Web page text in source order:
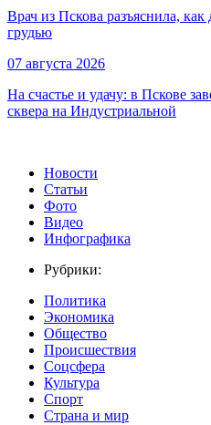
Врач из Пскова разъяснила,
грудью
07 августа 2026
На счастье и удачу: в Пскове
сквера на Индустриальной
Новости
Статьи
Фото
Видео
Инфографика
Рубрики:
Политика
Экономика
Общество
Происшествия
Соцсфера
Культура
Спорт
Страна и мир